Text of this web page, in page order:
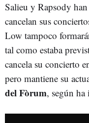
Salieu y Rapsody
cancelan sus
Low tampoco
tal como estaba
cancela su concierto
pero mantiene su
del Fòrum, según